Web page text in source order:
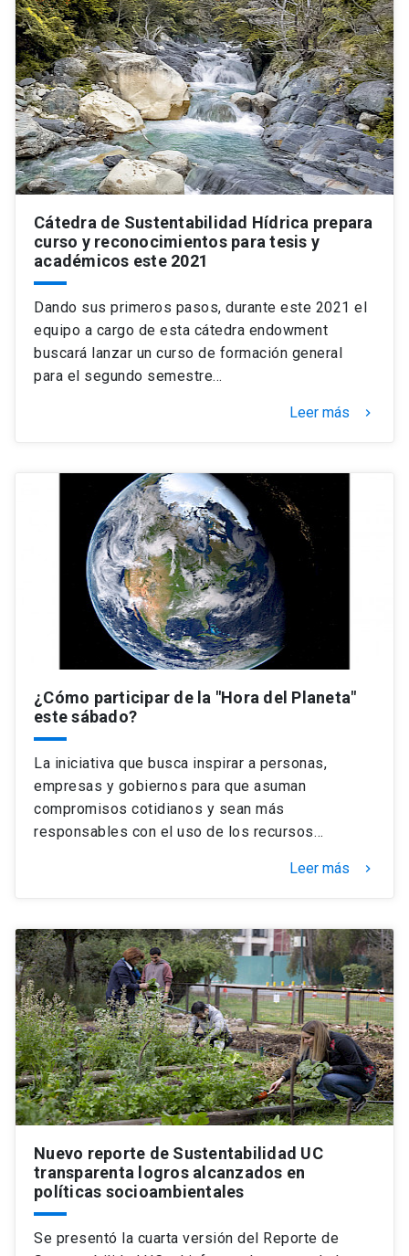
Cátedra de Sustentabilidad Hídrica prepara
curso y reconocimientos para tesis y
académicos este 2021
Dando sus primeros pasos, durante este 2021 el
equipo a cargo de esta cátedra endowment
buscará lanzar un curso de formación general
para el segundo semestre…
Leer más keyboard_arrow_right
¿Cómo participar de la "Hora del Planeta"
este sábado?
La iniciativa que busca inspirar a personas,
empresas y gobiernos para que asuman
compromisos cotidianos y sean más
responsables con el uso de los recursos…
Leer más keyboard_arrow_right
Nuevo reporte de Sustentabilidad UC
transparenta logros alcanzados en
políticas socioambientales
Se presentó la cuarta versión del Reporte de